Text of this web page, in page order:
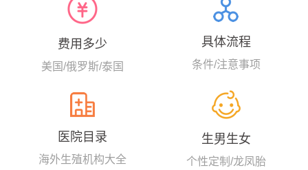
管婴儿经验，早在上个世纪1993
年，美国SCRC的生育专家就完成
了美国西海岸第一例卵母细胞胞
浆内单精子注射（ICSI）的试管案
例，显著提高了卵子体外受精的
费用多少
美国/俄罗斯/泰国
具体流程
条件/注意事项
医院目录
海外生殖机构大全
生男生女
个性定制/龙凤胎